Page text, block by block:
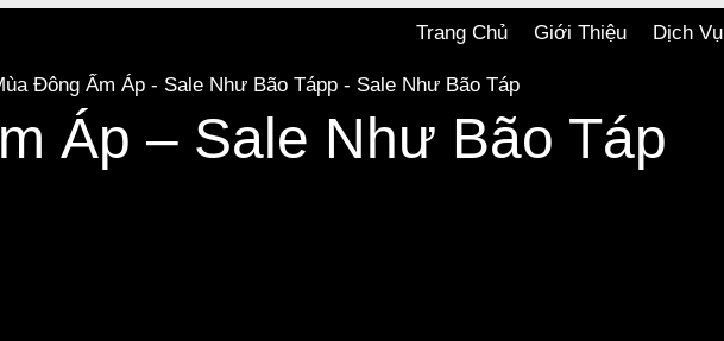
Trang Chủ Giới Thiệu Dịch Vụ
Áp – Sale Như Bão Táp